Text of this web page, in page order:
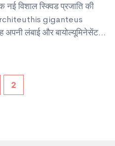
नई विशाल स्क्विड प्रजाति की
giganteus
अपनी लंबाई और बायोल्यूमिनेसेंट
2